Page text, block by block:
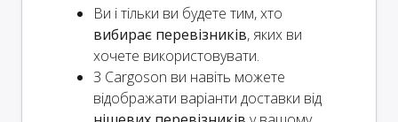
Ви ітільки ви будете тим, хто
вибирає перевізників, яких ви
хочете використовувати.
З Cargoson ви навіть можете
відображати варіанти доставки від